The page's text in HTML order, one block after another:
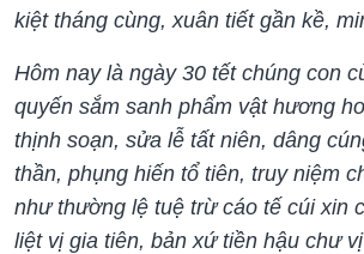
kiệt tháng cùng, xuân tiết gần kề,
Hôm nay là ngày 30 tết chúng con
quyến sắm sanh phẩm vật hương
thịnh soạn, sửa lễ tất niên, dâng
thần, phụng hiến tổ tiên, truy niệm
như thường lệ tuệ trừ cáo tế cúi xin
liệt vị gia tiên, bản xứ tiền hậu chư